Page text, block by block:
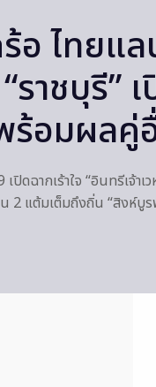
อ ไทยแ
ราชบุรี”
ร้อมผลคู่
ดฉากเร้าใจ “อินทรีเจ้า
2 แต้มเต็มถึงถิ่น “สิงห์บู